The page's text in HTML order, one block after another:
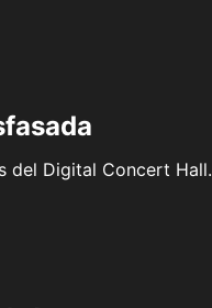
del Digital Concert Hall.